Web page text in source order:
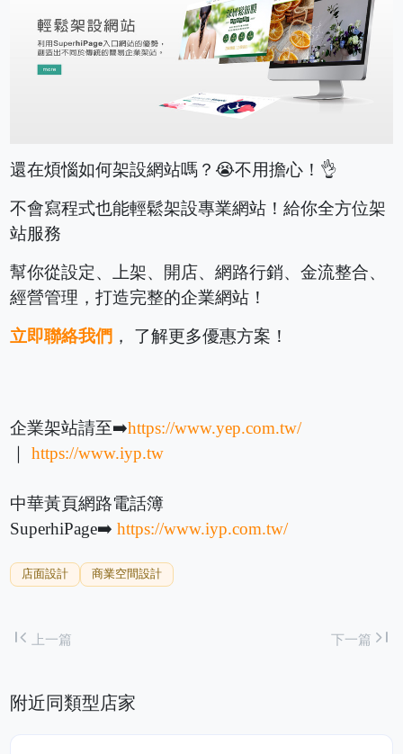
還在煩惱如何架設網站嗎？😭不用擔心！👌
不會寫程式也能輕鬆架設專業網站！給你全方位架
站服務
幫你從設定、上架、開店、網路行銷、金流整合、
經營管理，打造完整的企業網站！
立即聯絡我們 ， 了解更多優惠方案！
企業架站請至➡️https://www.yep.com.tw/
｜https://www.iyp.tw
中華黃頁網路電話簿
SuperhiPage➡️https://www.iyp.com.tw/
店面設計 商業空間設計
first_page 上一篇 下一篇 last_page
附近同類型店家